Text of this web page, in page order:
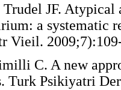
Trudel JF.
a systematic
Vieil.
C. A new
Turk Psikiyatri